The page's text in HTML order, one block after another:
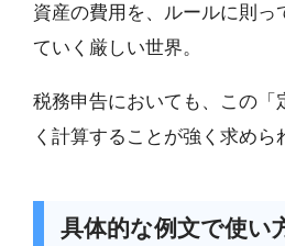
資産の費用を、ルールに則っ
ていく厳しい世界。
税務申告においても、この「
く計算することが強く求めら
具体的な例文で使い